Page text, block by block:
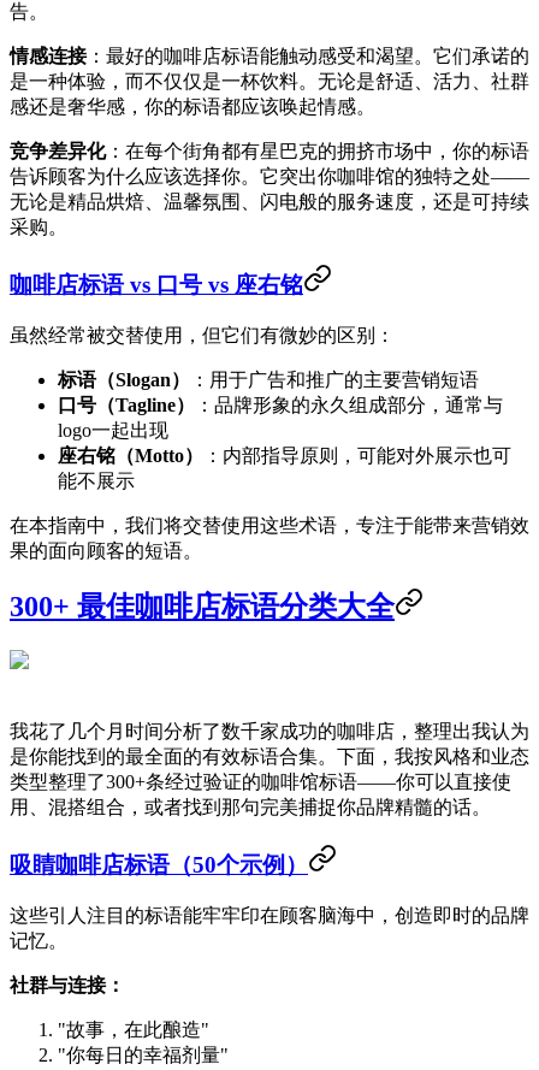
告。
情感连接：最好的咖啡店标语能触动感受和渴望。它们承诺的
是一种体验，而不仅仅是一杯饮料。无论是舒适、活力、社群
感还是奢华感，你的标语都应该唤起情感。
竞争差异化：在每个街角都有星巴克的拥挤市场中，你的标语
告诉顾客为什么应该选择你。它突出你咖啡馆的独特之处——
无论是精品烘焙、温馨氛围、闪电般的服务速度，还是可持续
采购。
咖啡店标语 vs 口号 vs 座右铭
虽然经常被交替使用，但它们有微妙的区别：
标语（Slogan）
：用于广告和推广的主要营销短语
口号（Tagline）
：品牌形象的永久组成部分，通常与
logo一起出现
座右铭（Motto）
：内部指导原则，可能对外展示也可
能不展示
在本指南中，我们将交替使用这些术语，专注于能带来营销效
果的面向顾客的短语。
300+ 最佳咖啡店标语分类大全
我花了几个月时间分析了数千家成功的咖啡店，整理出我认为
是你能找到的最全面的有效标语合集。下面，我按风格和业态
类型整理了300+条经过验证的咖啡馆标语——你可以直接使
用、混搭组合，或者找到那句完美捕捉你品牌精髓的话。
吸睛咖啡店标语（50个示例）
这些引人注目的标语能牢牢印在顾客脑海中，创造即时的品牌
记忆。
社群与连接：
"故事，在此酿造"
"你每日的幸福剂量"